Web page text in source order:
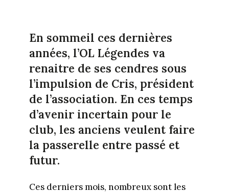
En sommeil ces dernières
années, l’OL Légendes va
renaitre de ses cendres sous
l’impulsion de Cris, président
de l’association. En ces temps
d’avenir incertain pour le
club, les anciens veulent faire
la passerelle entre passé et
futur.
Ces derniers mois, nombreux sont les